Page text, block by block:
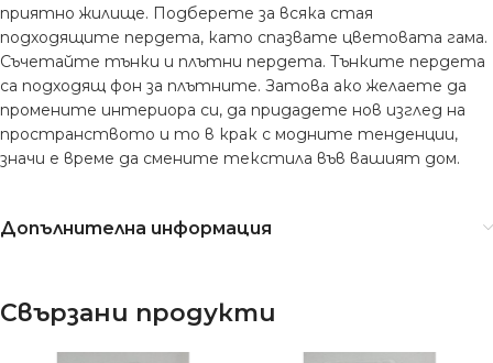
приятно жилище. Подберете за всяка стая
подходящите пердета, като спазвате цветовата гама.
Съчетайте тънки и плътни пердета. Тънките пердета
са подходящ фон за плътните. Затова ако желаете да
промените интериора си, да придадете нов изглед на
пространството и то в крак с модните тенденции,
значи е време да смените текстила във вашият дом.
Допълнителна информация
Свързани продукти